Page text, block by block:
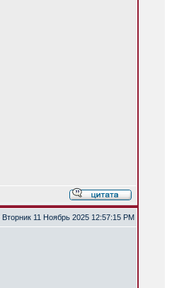
Вторник 11 Ноябрь 2025 12:57:15 PM